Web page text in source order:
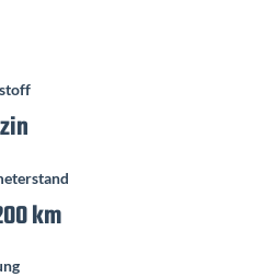
km